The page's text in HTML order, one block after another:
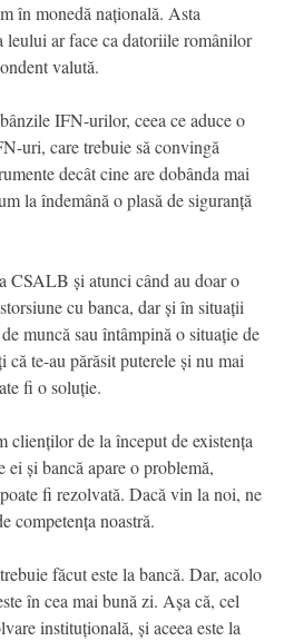
în monedă națională. Asta
leului ar face ca datoriile românilor
valută.
IFN-urilor, ceea ce aduce o
uri, care trebuie să convingă
decât cine are dobânda mai
la îndemână o plasă de siguranță
CSALB și atunci când au doar o
cu banca, dar și în situații
muncă sau întâmpină o situație de
te-au părăsit puterele și nu mai
fi o soluție.
clienților de la început de existența
și bancă apare o problemă,
fi rezolvată. Dacă vin la noi, ne
competența noastră.
făcut este la bancă. Dar, acolo
în cea mai bună zi. Așa că, cel
instituțională, și aceea este la